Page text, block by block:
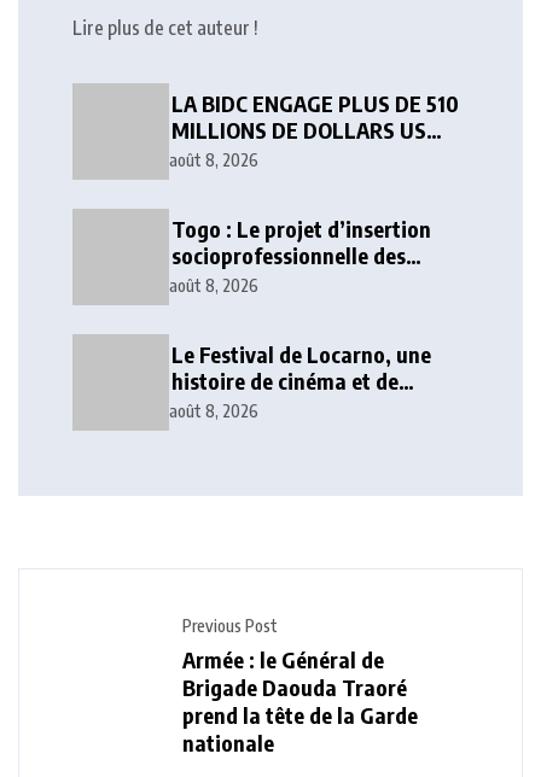
Lire plus de cet auteur !
LA BIDC ENGAGE PLUS DE 510
MILLIONS DE DOLLARS US
POURACCÉLÉRER LE
août 8, 2026
Togo : Le projet d’insertion
socioprofessionnelle des
personnes handicapées
août 8, 2026
Le Festival de Locarno, une
histoire de cinéma et de
pouvoir
août 8, 2026
Previous Post
Armée : le Général de
Brigade Daouda Traoré
prend la tête de la Garde
nationale